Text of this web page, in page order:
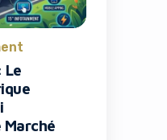
Le
Marché